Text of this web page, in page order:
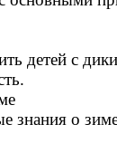
детей с
знания о